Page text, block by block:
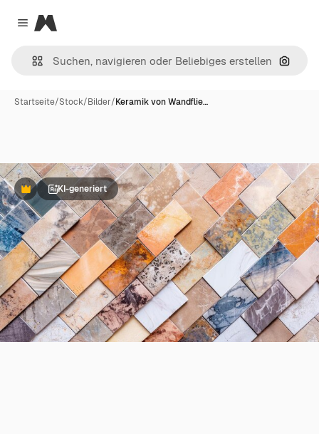
Close menu
Magnific
Nach
Startseite/Stock/Bilder/Keramik von Wandflie…
PremiumKI-generiert